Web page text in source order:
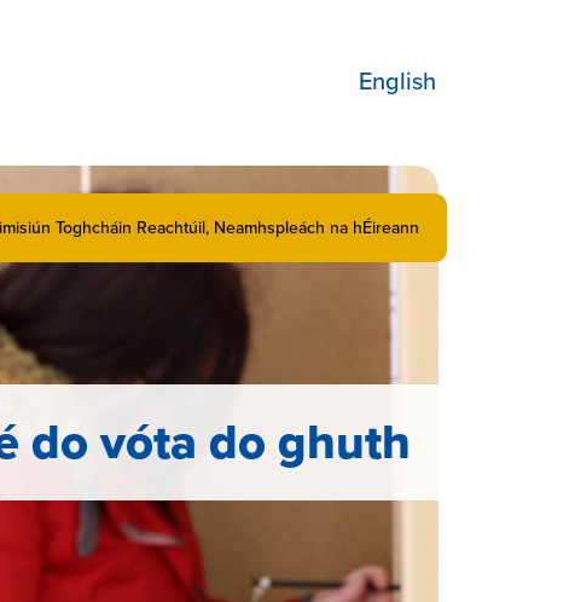
English
Toghcháin Reachtúil, Neamhspleách na hÉireann
do vóta do ghuth